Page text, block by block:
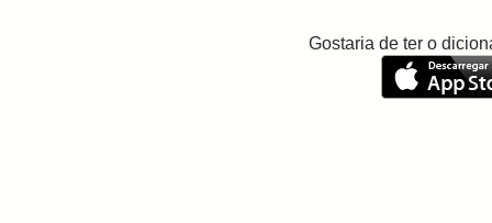
Gostaria de ter o